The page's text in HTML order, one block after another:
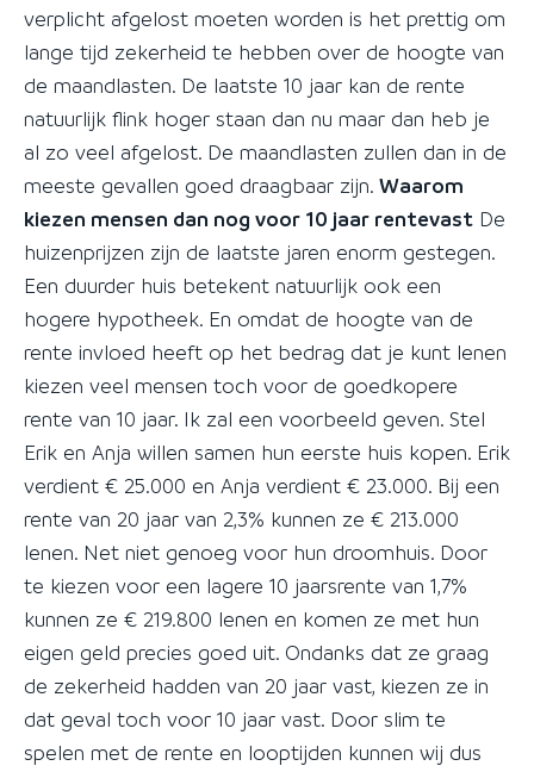
verplicht afgelost moeten worden is het prettig om
lange tijd zekerheid te hebben over de hoogte van
de maandlasten. De laatste 10 jaar kan de rente
natuurlijk flink hoger staan dan nu maar dan heb je
al zo veel afgelost. De maandlasten zullen dan in de
meeste gevallen goed draagbaar zijn. Waarom
kiezen mensen dan nog voor 10 jaar rentevast De
huizenprijzen zijn de laatste jaren enorm gestegen.
Een duurder huis betekent natuurlijk ook een
hogere hypotheek. En omdat de hoogte van de
rente invloed heeft op het bedrag dat je kunt lenen
kiezen veel mensen toch voor de goedkopere
rente van 10 jaar. Ik zal een voorbeeld geven. Stel
Erik en Anja willen samen hun eerste huis kopen. Erik
verdient € 25.000 en Anja verdient € 23.000. Bij een
rente van 20 jaar van 2,3% kunnen ze € 213.000
lenen. Net niet genoeg voor hun droomhuis. Door
te kiezen voor een lagere 10 jaarsrente van 1,7%
kunnen ze € 219.800 lenen en komen ze met hun
eigen geld precies goed uit. Ondanks dat ze graag
de zekerheid hadden van 20 jaar vast, kiezen ze in
dat geval toch voor 10 jaar vast. Door slim te
spelen met de rente en looptijden kunnen wij dus